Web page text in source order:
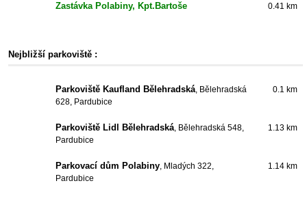
Zastávka Polabiny, Kpt.Bartoše 0.41 km
Nejbližší parkoviště :
Parkoviště Kaufland Bělehradská, Bělehradská
628, Pardubice
0.1 km
Parkoviště Lidl Bělehradská, Bělehradská 548,
Pardubice
1.13 km
Parkovací dům Polabiny, Mladých 322,
Pardubice
1.14 km